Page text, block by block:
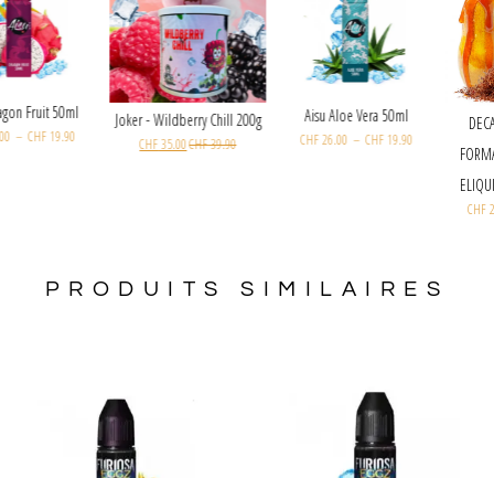
Aisu Aloe Vera 50ml
CHF
–
CHF26.00
Joker - Wildberry Chill 200g
CHF
CHF35.00
Aisu Dragon Fruit 50ml
–
CHF26.00
PRODUITS SIMILAIRES